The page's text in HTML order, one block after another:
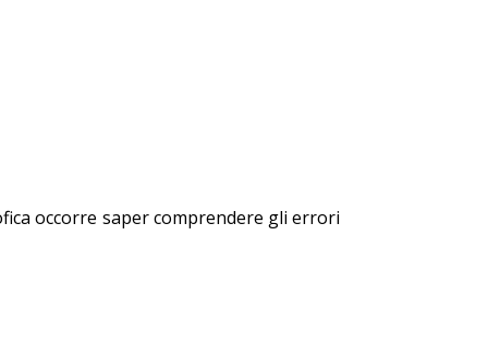
occorre saper comprendere gli errori